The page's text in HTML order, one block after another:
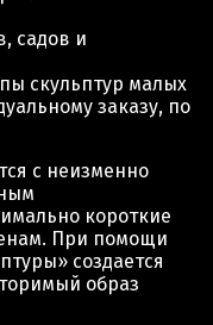
садов и
скульптур малых
заказу, по
с неизменно
короткие
При помощи
создается
образ